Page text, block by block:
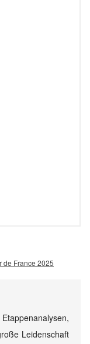
de France 2025
Leidenschaft